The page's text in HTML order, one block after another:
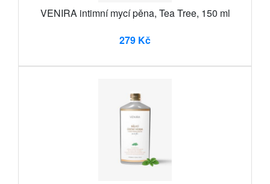
VENIRA intimní mycí pěna, Tea Tree, 150 ml
279 Kč